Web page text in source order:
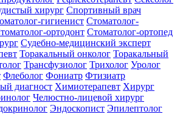
хирург Спортивный врач
гигиенист Стоматолог-
ортодонт Стоматолог-ортопед
Судебно-медицинский эксперт
Торакальный онколог Торакальный
Трансфузиолог Трихолог Уролог
Флеболог Фониатр Фтизиатр
диагност Химиотерапевт Хирург
Челюстно-лицевой хирург
Эндоскопист Эпилептолог